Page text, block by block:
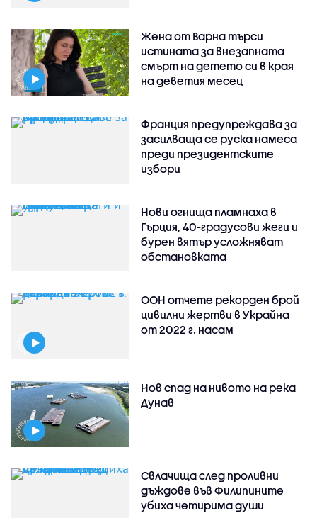
Жена от Варна търси
истината за внезапната
смърт на детето си в края
на деветия месец
Франция предупреждава за
засилваща се руска намеса
преди президентските
избори
Нови огнища пламнаха в
Гърция, 40-градусови жеги и
бурен вятър усложняват
обстановката
ООН отчете рекорден брой
цивилни жертви в Украйна
от 2022 г. насам
Нов спад на нивото на река
Дунав
Свлачища след проливни
дъждове във Филипините
убиха четирима души